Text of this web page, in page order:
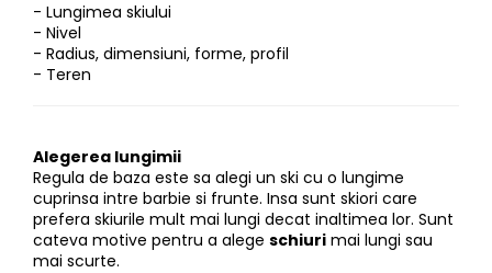
Caciuli
Cagule
Tricouri
Pantaloni outdoor
Sosete Outdoor
Curele
Branturi
Incalzitoare
Accesorii personalizare
- Lungimea skiului
- Nivel
- Radius, dimensiuni, forme, profil
- Teren
Alegerea lungimii
Regula de baza este sa alegi un ski cu o lungime
cuprinsa intre barbie si frunte. Insa sunt skiori care
prefera skiurile mult mai lungi decat inaltimea lor. Sunt
cateva motive pentru a alege schiuri mai lungi sau
mai scurte.